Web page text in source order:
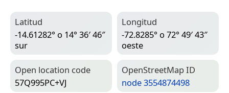
Latitud
-14.61282° o 14° 36′ 46″
sur
Longitud
-72.8285° o 72° 49′ 43″
oeste
Open location code
57Q995PC+VJ
Open­Street­Map ID
node 3554874498